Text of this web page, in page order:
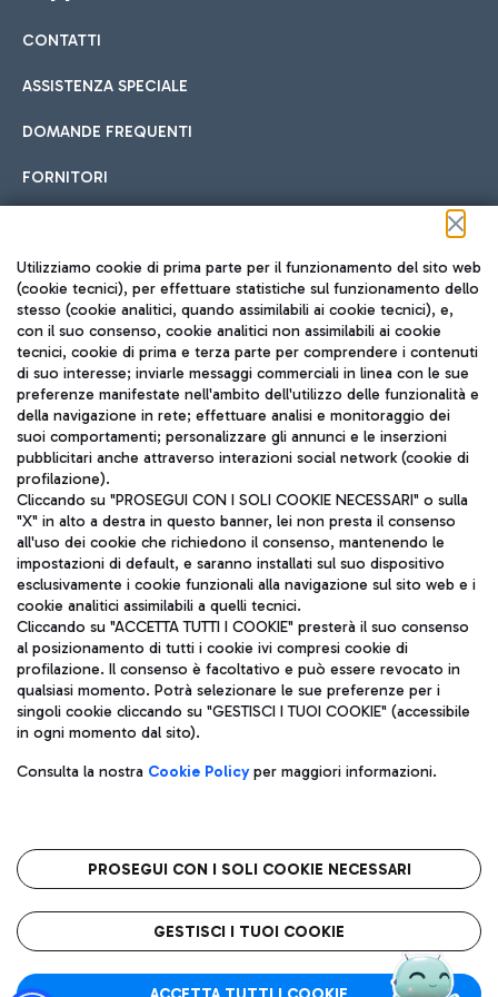
Cucina Internazionale
Fast Food
Pizza
Gelateria
Wine Bar & Sparkling
Hotel in aeroporto
Scegli l'alloggio più adatto e approfitta della vicinanza
all'aeroporto.
Car sharing
Con il Car Sharing è ancora più facile spostarsi
Treno
Raggiungi velocemente l'aeroporto di Fiumicino da Roma
tramite i servizi ferroviari Trenitalia.
Autobus
Scopri le linee di autobus per raggiungere l'aeroporto
Leonardo Da Vinci.
Raggiungi l’aeroporto senza pensieri con il servizio di taxi a
Ristoranti
Scopri la nostra offerta per una pausa gustosa in aeroporto
Mappa Aeroporto Fiumicino
CONTATTI
ASSISTENZA SPECIALE
DOMANDE FREQUENTI
FORNITORI
Seguici sui social
TRAVEL JOURNAL
ITA
Aeroporti di Roma S.p.A. - Società soggetta a direzione e
coordinamento di Mundys S.p.A.
Codice fiscale e Registro delle Imprese di Roma 13032990155 P.
IVA 06572251004
Capitale sociale 62.224.743,00 int. vers.
Sede legale: Via Pier Paolo Racchetti 1 - 00054 Fiumicino (RM)
telefono +39 06 65951
Privacy policy
Note legali
Roma FCO
L'aeroporto stellato
Utilizziamo cookie di prima parte per il funzionamento del sito web
(cookie tecnici), per effettuare statistiche sul funzionamento dello
stesso (cookie analitici, quando assimilabili ai cookie tecnici), e,
con il suo consenso, cookie analitici non assimilabili ai cookie
tecnici, cookie di prima e terza parte per comprendere i contenuti
di suo interesse; inviarle messaggi commerciali in linea con le sue
preferenze manifestate nell'ambito dell'utilizzo delle funzionalità e
della navigazione in rete; effettuare analisi e monitoraggio dei
suoi comportamenti; personalizzare gli annunci e le inserzioni
pubblicitari anche attraverso interazioni social network (cookie di
profilazione).
Cliccando su "PROSEGUI CON I SOLI COOKIE NECESSARI" o sulla
"X" in alto a destra in questo banner, lei non presta il consenso
all'uso dei cookie che richiedono il consenso, mantenendo le
impostazioni di default, e saranno installati sul suo dispositivo
esclusivamente i cookie funzionali alla navigazione sul sito web e i
cookie analitici assimilabili a quelli tecnici.
Cliccando su "ACCETTA TUTTI I COOKIE" presterà il suo consenso
al posizionamento di tutti i cookie ivi compresi cookie di
profilazione. Il consenso è facoltativo e può essere revocato in
qualsiasi momento. Potrà selezionare le sue preferenze per i
singoli cookie cliccando su "GESTISCI I TUOI COOKIE" (accessibile
in ogni momento dal sito).
Consulta la nostra Cookie Policyper maggiori informazioni.
PROSEGUI CON I SOLI COOKIE NECESSARI
GESTISCI I TUOI COOKIE